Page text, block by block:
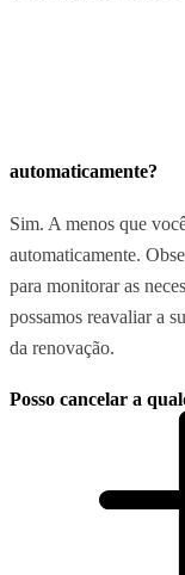
automaticamente?
Sim. A menos que
automaticamente.
para monitorar as
possamos reavaliar a
da renovação.
Posso cancelar a